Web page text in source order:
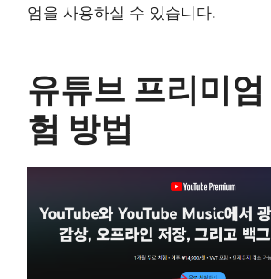
엄을 사용하실 수 있습니다.
유튜브 프리미
험 방법